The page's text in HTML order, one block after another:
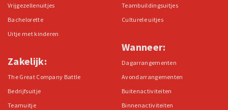
Vrijgezellenuitjes
Bachelorette
Uitje met kinderen
Zakelijk:
The Great Company Battle
Bedrijfsuitje
Teamuitje
Teambuildingsuitjes
Culturele uitjes
Wanneer:
Dagarrangementen
Avondarrangementen
Buitenactiviteiten
Binnenactiviteiten